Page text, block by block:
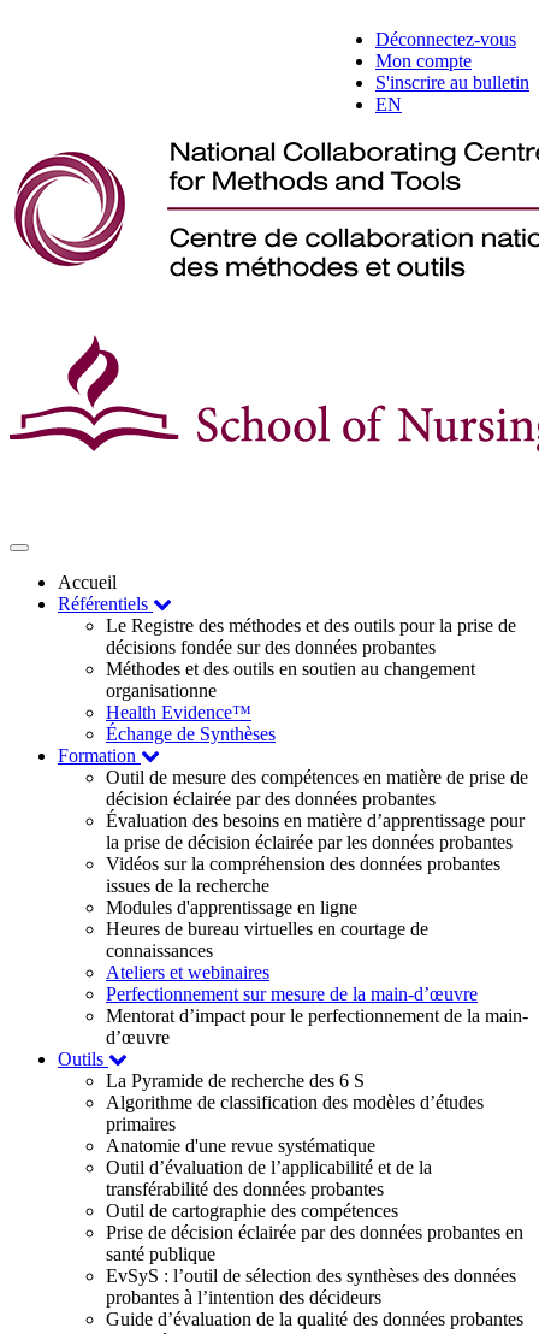
Déconnectez-vous
Mon compte
S'inscrire au bulletin
EN
Toggle
navigationAccueil
Référentiels
Le Registre des méthodes et des outils pour la prise de
décisions fondée sur des données probantes
Méthodes et des outils en soutien au changement
organisationne
Health Evidence™
Échange de Synthèses
Formation
Outil de mesure des compétences en matière de prise de
décision éclairée par des données probantes
Évaluation des besoins en matière d’apprentissage pour
la prise de décision éclairée par les données probantes
Vidéos sur la compréhension des données probantes
issues de la recherche
Modules d'apprentissage en ligne
Heures de bureau virtuelles en courtage de
connaissances
Ateliers et webinaires
Perfectionnement sur mesure de la main-d’œuvre
Mentorat d’impact pour le perfectionnement de la main-
d’œuvre
Outils
La Pyramide de recherche des 6 S
Algorithme de classification des modèles d’études
primaires
Anatomie d'une revue systématique
Outil d’évaluation de l’applicabilité et de la
transférabilité des données probantes
Outil de cartographie des compétences
Prise de décision éclairée par des données probantes en
santé publique
EvSyS : l’outil de sélection des synthèses des données
probantes à l’intention des décideurs
Guide d’évaluation de la qualité des données probantes